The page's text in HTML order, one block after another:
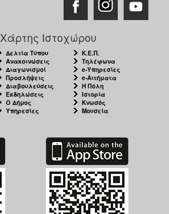
Χάρτης Ιστοχώρου
Δελτία Τύπου
Ανακοινώσεις
Διαγωνισμοί
Προσλήψεις
Διαβουλεύσεις
Εκδηλώσεις
Ο Δήμος
Υπηρεσίες
Κ.Ε.Π.
Τηλέφωνα
e-Υπηρεσίες
e-Αιτήματα
Η Πόλη
Ιστορία
Κνωσός
Μουσεία